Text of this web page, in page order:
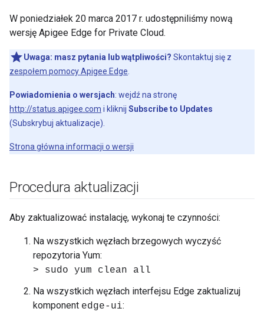
W poniedziałek 20 marca 2017 r. udostępniliśmy nową
wersję Apigee Edge for Private Cloud.
Uwaga: masz pytania lub wątpliwości? Skontaktuj się z
zespołem pomocy Apigee Edge
Powiadomienia o wersjach: wejdź na stronę
http://status.apigee.com i kliknij Subscribe to Updates
(Subskrybuj aktualizacje).
Strona główna informacji o wersji
Procedura aktualizacji
Aby zaktualizować instalację, wykonaj te czynności:
Na wszystkich węzłach brzegowych wyczyść
repozytoria Yum:
> sudo yum clean all
Na wszystkich węzłach interfejsu Edge zaktualizuj
komponent edge-ui: